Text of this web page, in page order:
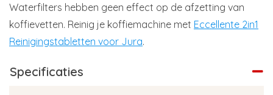
Waterfilters hebben geen effect op de afzetting van
koffievetten. Reinig je koffiemachine met Eccellente 2in1
Reinigingstabletten voor Jura.
Specificaties